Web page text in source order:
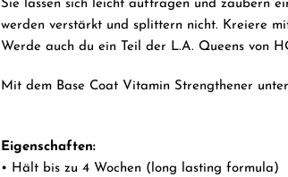
Sie lassen sich leicht auftragen und zaubern
werden verstärkt und splittern nicht. Kreiere
Werde auch du ein Teil der L.A. Queens von
Mit dem Base Coat Vitamin Strengthener
Eigenschaften:
• Hält bis zu 4 Wochen (long lasting formula)